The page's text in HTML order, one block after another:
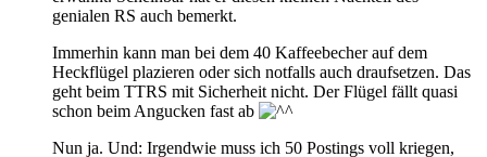
genialen RS auch bemerkt.
Immerhin kann man bei dem 40 Kaffeebecher auf dem
Heckflügel plazieren oder sich notfalls auch draufsetzen. Das
geht beim TTRS mit Sicherheit nicht. Der Flügel fällt quasi
schon beim Angucken fast ab
Nun ja. Und: Irgendwie muss ich 50 Postings voll kriegen,